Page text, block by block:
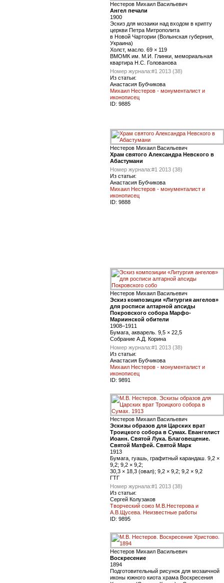
Нестеров Михаил Васильевич
Ангел печали
1900
Эскиз для мозаики над входом в крипту
церкви Петра Митрополита
в Новой Чартории (Волынская губерния,
Украина)
Холст, масло. 69 × 119
ВМОМК им. М.И. Глинки, мемориальная
квартира Н.С. Голованова
Номер журнала:#1 2013 (38)
Из статьи:
Анастасия Бубчикова
Михаил Нестеров - монументалист и
иконописец
ID: 9885
Нестеров Михаил Васильевич
Храм святого Александра Невского в
Абастумани
Номер журнала:#1 2013 (38)
Из статьи:
Анастасия Бубчикова
Михаил Нестеров - монументалист и
иконописец
ID: 9888
Нестеров Михаил Васильевич
Эскиз композиции «Литургия ангелов»
для росписи алтарной апсиды
Покровского собора Марфо-
Мариинской обители
1908–1911
Бумага, акварель. 9,5 × 22,5
Собрание А.Д. Корина
Номер журнала:#1 2013 (38)
Из статьи:
Анастасия Бубчикова
Михаил Нестеров - монументалист и
иконописец
ID: 9891
Нестеров Михаил Васильевич
Эскизы образов для Царских врат
Троицкого собора в Сумах. Евангелист
Иоанн. Святой Лука. Благовещение.
Святой Матфей. Святой Марк
1913
Бумага, гуашь, графитный карандаш. 9,2 ×
9,2; 9,2 × 9,2;
30,3 × 18,3 (овал); 9,2 × 9,2; 9,2 × 9,2
ГТГ
Номер журнала:#1 2013 (38)
Из статьи:
Сергей Колузаков
Творческий союз М.В.Нестерова и
А.В.Щусева. Неизвестные работы
ID: 9895
Нестеров Михаил Васильевич
Воскресение
1894
Подготовительный рисунок для мозаичной
иконы южного киота храма Воскресения